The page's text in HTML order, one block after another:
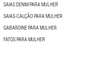
SAIAS DENIM PARA MULHER
SAIAS-CALÇÃO PARA MULHER
GABARDINE PARA MULHER
FATOS PARA MULHER